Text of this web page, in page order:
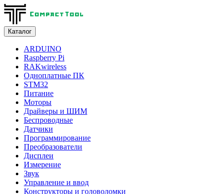
Каталог
ARDUINO
Raspberry Pi
RAKwireless
Одноплатные ПК
STM32
Питание
Моторы
Драйверы и ШИМ
Беспроводные
Датчики
Программирование
Преобразователи
Дисплеи
Измерение
Звук
Управление и ввод
Конструкторы и головоломки